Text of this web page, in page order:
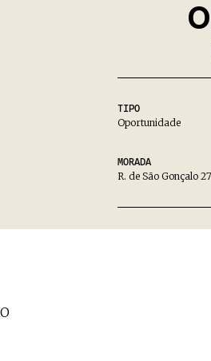
TIPO
Oportunidade
MORADA
R. de São Gonçalo